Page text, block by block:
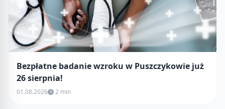
Bezpłatne badanie wzroku w Puszczykowie już
26 sierpnia!
01.08.2026 2 min